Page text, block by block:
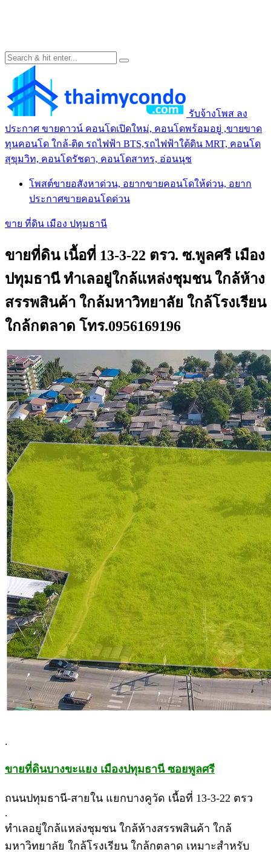
รับจ้างโพส ลง
ประกาศ ขายดาวน์ คอนโดเปิดใหม่, คอนโดพร้อมอยู่ ,ขายขาด
ทุนคอนโด ใกล้-ติด รถไฟฟ้า BTS,รถไฟฟ้าใต้ดิน MRT, คอนโด
สุขุมวิท, คอนโดรัชดา, คอนโดสาทร, อ่อนนุช
โพสต์ขายอสังหาด่วน, อยากขายคอนโดให้ด่วน, อยาก
ประกาศขายคอนโดด่วน
ขาย ที่ดิน เมือง ปทุมธานี
ขายที่ดิน เนื้อที่ 13-3-22 ตรว. ซ.พูลศรี เมือง
ปทุมธานี ทำเลอยู่ใกล้แหล่งชุมชน ใกล้ห้าง
สรรพสินค้า ใกล้มหาวิทยาลัย ใกล้โรงเรียน
ใกล้กตลาด โทร.0956169196
.
ขายที่ดินบางขะแยง เมืองปทุมธานี ซอยพูลศรี
ถนนปทุมธานี-สายใน แยกบางคูวัด เนื้อที่ 13-3-22 ตรว
.
ทำเลอยู่ใกล้แหล่งชุมชน ใกล้ห้างสรรพสินค้า ใกล้
มหาวิทยาลัย ใกล้โรงเรียน ใกล้กตลาด เหมาะสำหรับ